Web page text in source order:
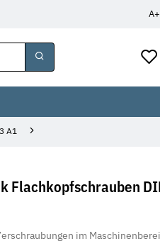
A+
A1
Flachkopfschrauben
im